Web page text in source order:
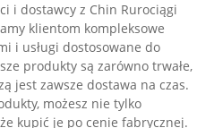
i dostawcy z Chin Rurociągi
klientom kompleksowe
i usługi dostosowane do
produkty są zarówno trwałe,
jest zawsze dostawa na czas.
możesz nie tylko
kupić je po cenie fabrycznej.